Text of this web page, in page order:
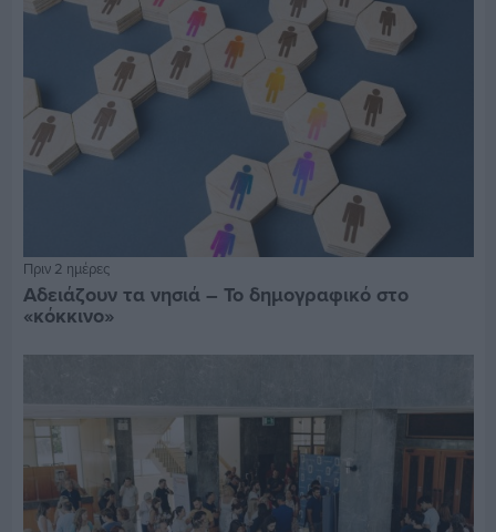
Πριν 2 ημέρες
Αδειάζουν τα νησιά – Το δημογραφικό στο
«κόκκινο»